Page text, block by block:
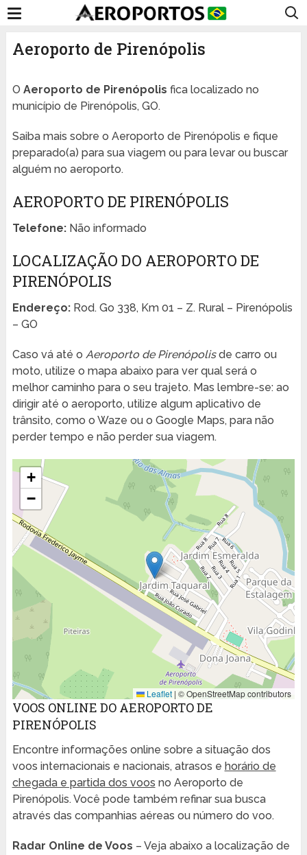
Aeroporto de Pirenópolis
O Aeroporto de Pirenópolis fica localizado no
município de Pirenópolis, GO.
Saiba mais sobre o Aeroporto de Pirenópolis e fique
preparado(a) para sua viagem ou para levar ou buscar
alguém no aeroporto.
AEROPORTO DE PIRENÓPOLIS
Telefone:Não informado
LOCALIZAÇÃO DO AEROPORTO DE
PIRENÓPOLIS
Endereço:Rod. Go 338, Km 01 – Z. Rural – Pirenópolis
– GO
Caso vá até o Aeroporto de Pirenópolisde carro ou
moto, utilize o mapa abaixo para ver qual será o
melhor caminho para o seu trajeto. Mas lembre-se: ao
dirigir até o aeroporto, utilize algum aplicativo de
trânsito, como o Waze ou o Google Maps, para não
perder tempo e não perder sua viagem.
+
−
Leaflet | © OpenStreetMap contributors
VOOS ONLINE DO AEROPORTO DE
PIRENÓPOLIS
Encontre informações online sobre a situação dos
voos internacionais e nacionais, atrasos e horário de
chegada e partida dos voos no Aeroporto de
Pirenópolis. Você pode também refinar sua busca
através das companhias aéreas ou número do voo.
Radar Online de Voos – Veja abaixo a localização de